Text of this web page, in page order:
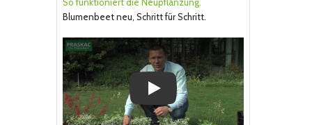
So funktioniert die Neupflanzung.
Blumenbeet neu, Schritt für Schritt.